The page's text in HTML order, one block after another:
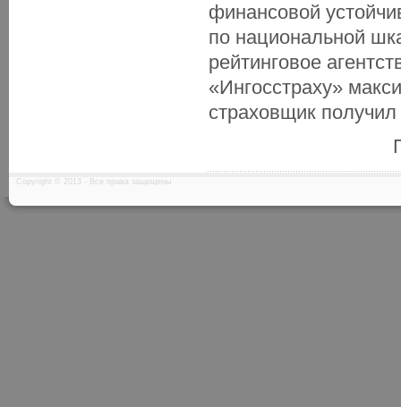
финансовой
по национальной
рейтинговое
«Ингосстраху»
страховщик получил
Copyright © 2013 - Все права защищены